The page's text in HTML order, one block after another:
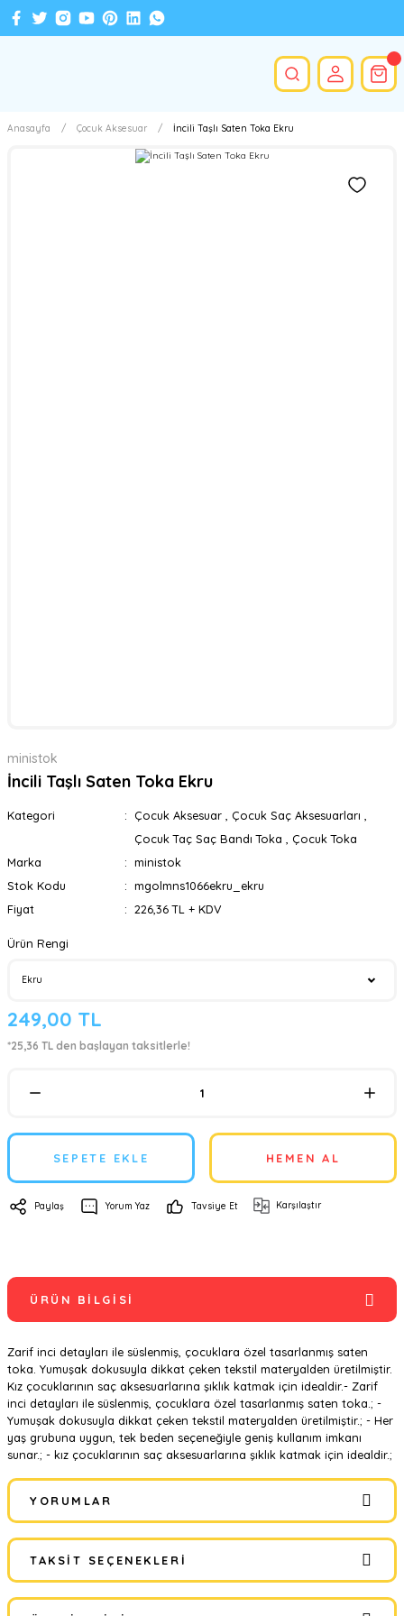
Anasayfa Çocuk Aksesuar İncili Taşlı Saten Toka Ekru
ministok
İncili Taşlı Saten Toka Ekru
Kategori Çocuk Aksesuar Çocuk Saç Aksesuarları
Çocuk Taç Saç Bandı Toka
Çocuk Toka
Marka
ministok
Stok Kodu
mgolmns1066ekru_ekru
Fiyat
226,36 TL + KDV
Ürün Rengi
249,00 TL
*25,36 TL den başlayan taksitlerle!
SEPETE EKLE HEMEN AL
Paylaş Yorum Yaz Tavsiye Et Karşılaştır
ÜRÜN BILGISI
Zarif inci detayları ile süslenmiş, çocuklara özel tasarlanmış saten
toka. Yumuşak dokusuyla dikkat çeken tekstil materyalden üretilmiştir.
Kız çocuklarının saç aksesuarlarına şıklık katmak için idealdir.- Zarif
inci detayları ile süslenmiş, çocuklara özel tasarlanmış saten toka.; -
Yumuşak dokusuyla dikkat çeken tekstil materyalden üretilmiştir.; - Her
yaş grubuna uygun, tek beden seçeneğiyle geniş kullanım imkanı
sunar.; - kız çocuklarının saç aksesuarlarına şıklık katmak için idealdir.;
YORUMLAR
Bu ürüne ilk yorumu siz yapın!
TAKSIT SEÇENEKLERI